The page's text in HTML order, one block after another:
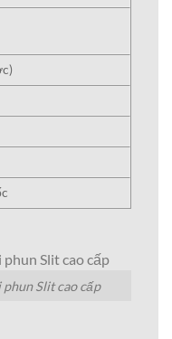
Slit cao cấp